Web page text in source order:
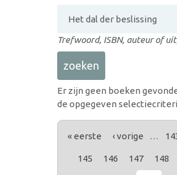
Trefwoord, ISBN, auteur of
Er zijn geen boeken
de opgegeven
PAGINA'S
« eerste ‹ vorige …
145 146 147 148